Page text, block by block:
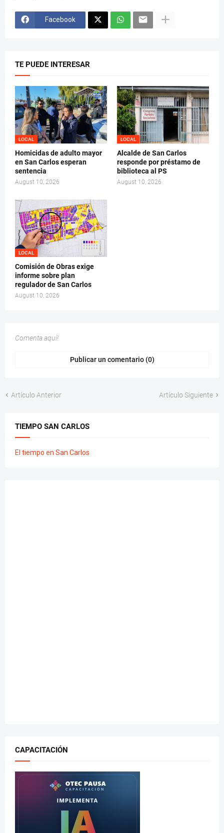
Facebook
TE PUEDE INTERESAR
LOCAL
Homicidas de adulto mayor
en San Carlos esperan
sentencia
August 10, 2026
LOCAL
Alcalde de San Carlos
responde por préstamo de
biblioteca al PS
August 10, 2026
LOCAL
Comisión de Obras exige
informe sobre plan
regulador de San Carlos
August 10, 2026
Comenta aquí!
Publicar un comentario (0)
Artículo Anterior Artículo Siguiente
TIEMPO SAN CARLOS
El tiempo en San Carlos
CAPACITACIÓN